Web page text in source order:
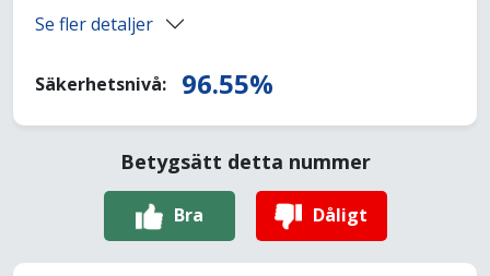
Se fler detaljer
Säkerhetsnivå: 96.55%
Betygsätt detta nummer
Bra Dåligt